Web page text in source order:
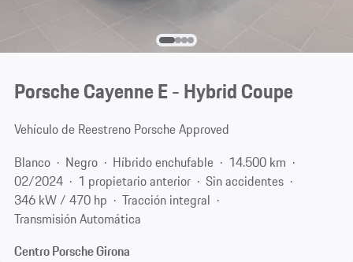
Porsche Cayenne E - Hybrid Coupe
Vehículo de Reestreno Porsche Approved
Blanco
Negro Híbrido enchufable
14.500 km
02/2024
1 propietario anterior
Sin accidentes
346 kW / 470 hp
Tracción integral
Transmisión Automática
Centro Porsche Girona